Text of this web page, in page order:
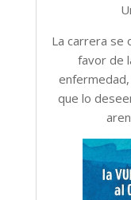
La carrera se
favor de
que lo